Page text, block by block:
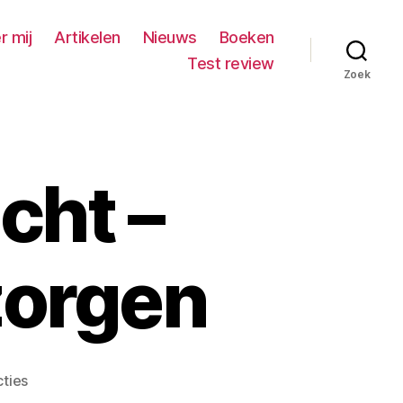
mij Artikelen Nieuws
Boeken
Test review
Zoek
–
op